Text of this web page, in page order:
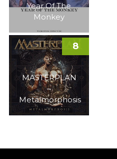
Year Of The
Monkey
MASTERPLAN
–
Metalmorphosis
8